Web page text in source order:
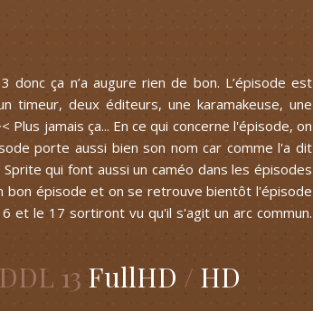
donc ça n’a augure rien de bon. L’épisode est
timeur, deux éditeurs, une karamakeuse, une
jamais ça... En ce qui concerne l'épisode, on
porte aussi bien son nom car comme l'a dit
qui font aussi un caméo dans les épisodes
bon épisode et on se retrouve bientôt l'épisode
et le 17 sortiront vu qu'il s'agit un arc commun.
13 FullHD / HD